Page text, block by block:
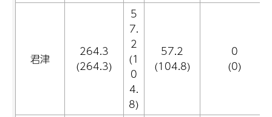
君津
264.3
(264.3)
5
7.
2
(1
0
4.
8)
57.2
(104.8)
0
(0)